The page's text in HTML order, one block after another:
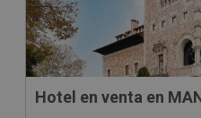
Hotel en venta en